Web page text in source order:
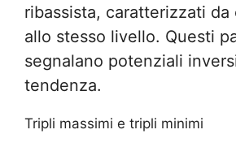
ribassista, caratterizzati da
allo stesso livello. Questi
segnalano potenziali
tendenza.
Tripli massimi e tripli minimi